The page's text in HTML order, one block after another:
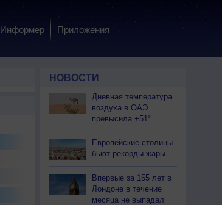
Информер Приложения
НОВОСТИ
Дневная температура
воздуха в ОАЭ
превысила +51°
Европейские столицы
бьют рекорды жары
Впервые за 155 лет в
Лондоне в течение
месяца не выпадал